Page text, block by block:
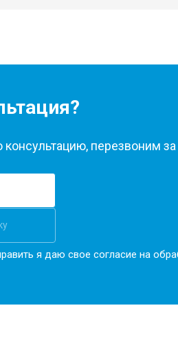
перезвоним
я даю свое согласие на